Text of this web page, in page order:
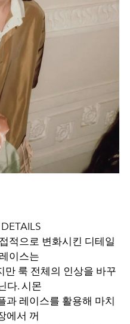
적으로 변화시킨 디테일
이스는
만 룩 전체의 인상을 바꾸
다. 시몬
과 레이스를 활용해 마치
에서 꺼